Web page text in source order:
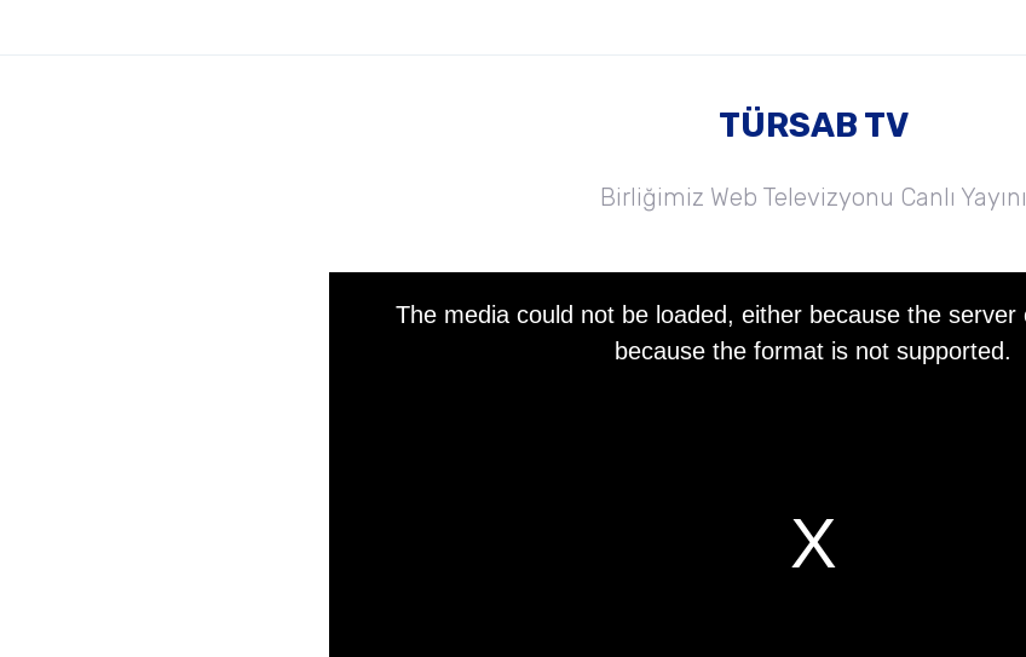
TÜRSAB TV
Birliğimiz Web Televizyonu Canlı Yayını